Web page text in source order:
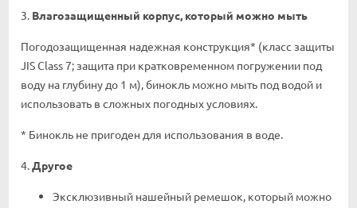
3. Влагозащищенный корпус, который можно мыть
Погодозащищенная надежная конструкция* (класс защиты
JIS Class 7; защита при кратковременном погружении под
воду на глубину до 1 м), бинокль можно мыть под водой и
использовать в сложных погодных условиях.
* Бинокль не пригоден для использования в воде.
4.Другое
Эксклюзивный нашейный ремешок, который можно